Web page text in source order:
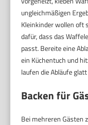
ungleichmäßigen
Kleinkinder wollen oft
dafür, dass das
passt. Bereite eine
ein Küchentuch und
laufen die Abläufe
Backen für
Bei mehreren Gästen